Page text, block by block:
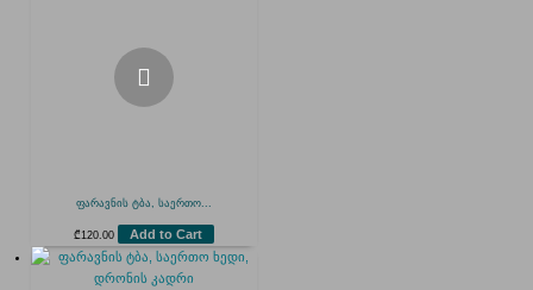
ფარავნის ტბა, საერთო...
₾ 120.00 Add to Cart